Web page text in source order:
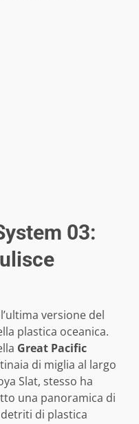
03:
versione del
plastica oceanica.
Great Pacific
di miglia al largo
Slat, stesso ha
una panoramica di
di plastica